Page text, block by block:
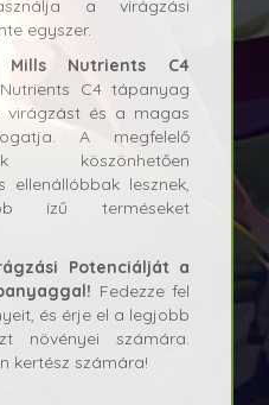
a virágzási
egyszer.
Nutrients C4
C4 tápanyag
virágzást és a magas
A megfelelő
köszönhetően
ellenállóbbak lesznek,
ízű terméseket
Potenciálját a
Fedezze fel
és érje el a legjobb
növényei számára.
kertész számára!